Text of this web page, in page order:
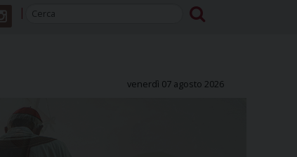
venerdì 07 agosto 2026